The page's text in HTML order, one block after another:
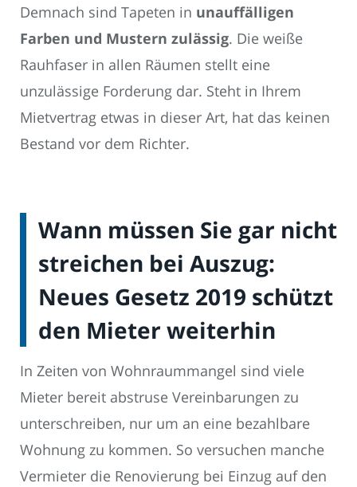
Demnach sind Tapeten in unauffälligen
Farben und Mustern zulässig. Die weiße
Rauhfaser in allen Räumen stellt eine
unzulässige Forderung dar. Steht in Ihrem
Mietvertrag etwas in dieser Art, hat das keinen
Bestand vor dem Richter.
Wann müssen Sie gar nicht
streichen bei Auszug:
Neues Gesetz 2019 schützt
den Mieter weiterhin
In Zeiten von Wohnraummangel sind viele
Mieter bereit abstruse Vereinbarungen zu
unterschreiben, nur um an eine bezahlbare
Wohnung zu kommen. So versuchen manche
Vermieter die Renovierung bei Einzug auf den